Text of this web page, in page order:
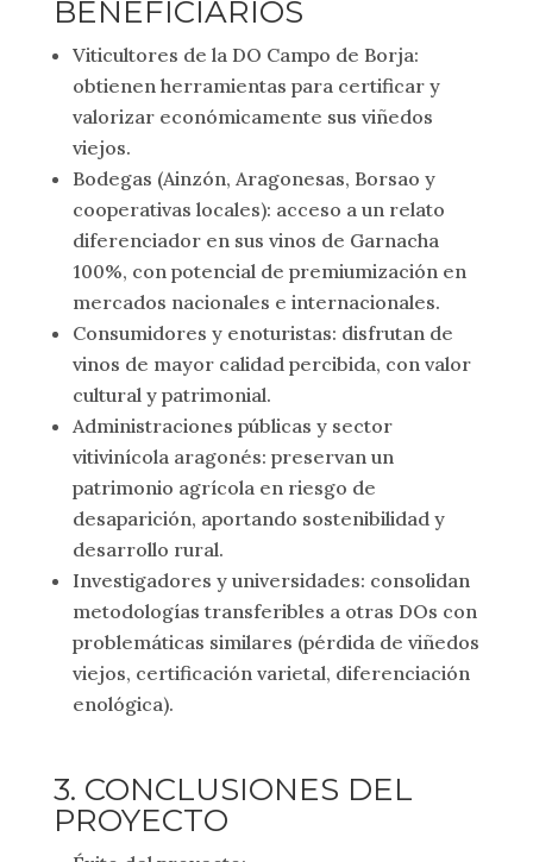
BENEFICIARIOS
Viticultores de la DO Campo de Borja:
obtienen herramientas para certificar y
valorizar económicamente sus viñedos
viejos.
Bodegas (Ainzón, Aragonesas, Borsao y
cooperativas locales): acceso a un relato
diferenciador en sus vinos de Garnacha
100%, con potencial de premiumización en
mercados nacionales e internacionales.
Consumidores y enoturistas: disfrutan de
vinos de mayor calidad percibida, con valor
cultural y patrimonial.
Administraciones públicas y sector
vitivinícola aragonés: preservan un
patrimonio agrícola en riesgo de
desaparición, aportando sostenibilidad y
desarrollo rural.
Investigadores y universidades: consolidan
metodologías transferibles a otras DOs con
problemáticas similares (pérdida de viñedos
viejos, certificación varietal, diferenciación
enológica).
3. CONCLUSIONES DEL
PROYECTO